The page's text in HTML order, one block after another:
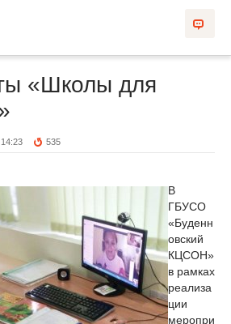
«Школы для
535
В
ГБУСО
«Буденн
овский
КЦСОН»
в рамках
реализа
ции
меропри